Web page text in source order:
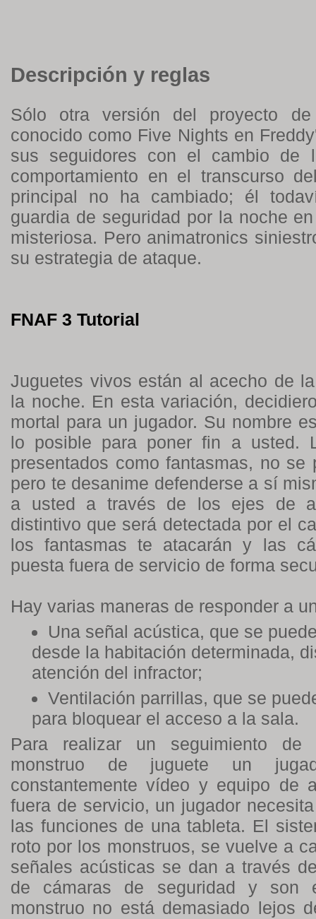
Descripción y reglas
Sólo otra versión del proyecto
conocido como Five Nights en
sus seguidores con el cambio
comportamiento en el transcurso
principal no ha cambiado; él
guardia de seguridad por la noche
misteriosa. Pero animatronics
su estrategia de ataque.
FNAF 3 Tutorial
Juguetes vivos están al acecho de
la noche. En esta variación,
mortal para un jugador. Su nombre
lo posible para poner fin a usted.
presentados como fantasmas, no se
pero te desanime defenderse a sí
a usted a través de los ejes de
distintivo que será detectada por el
los fantasmas te atacarán y las
puesta fuera de servicio de forma
Hay varias maneras de responder a
Una señal acústica, que se
desde la habitación determinada,
atención del infractor;
Ventilación parrillas, que se
para bloquear el acceso a la sala.
Para realizar un seguimiento
monstruo de juguete un
constantemente vídeo y equipo de
fuera de servicio, un jugador
las funciones de una tableta. El
roto por los monstruos, se vuelve a
señales acústicas se dan a través
de cámaras de seguridad y son
monstruo no está demasiado lejos